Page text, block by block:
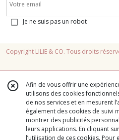
Je ne suis pas un robot
Copyright LILIE & CO. Tous droits
Afin de vous offrir une
utilisons des cookies
de nos services et en mesurent
également des cookies de suivi
montrer des publicités
leurs applications. En cliquant
l’utilisation de ces cookies.